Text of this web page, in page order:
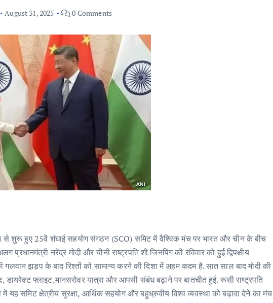
August 31, 2025 0 Comments
से शुरू हुए 25वें शंघाई सहयोग संगठन (SCO) समिट में वैश्विक मंच पर भारत और चीन के बीच
नरेंद्र मोदी और चीनी राष्ट्रपति शी जिनपिंग की रविवार को हुई द्विपक्षीय
झड़प के बाद रिश्तों को सामान्य करने की दिशा में अहम कदम है. सात साल बाद मोदी की
डायरेक्ट फ्लाइट,मानसरोवर यात्रा और आपसी संबंध बढ़ाने पर बातचीत हुई. रूसी राष्ट्रपति
यह समिट क्षेत्रीय सुरक्षा, आर्थिक सहयोग और बहुध्रुवीय विश्व व्यवस्था को बढ़ावा देने का मंच